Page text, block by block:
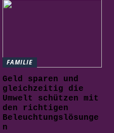
FAMILIE
Geld sparen und
gleichzeitig die
Umwelt schützen mit
den richtigen
Beleuchtungslösunge
n